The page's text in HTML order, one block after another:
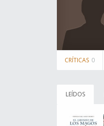
CRÍTICAS 0
LEÍDOS